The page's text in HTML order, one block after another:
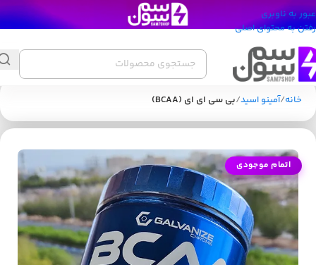
عبور به ناوبری
رفتن به محتوای اصلی
خانه آمینو اسید بی سی ای ای (BCAA)
اتمام موجودی